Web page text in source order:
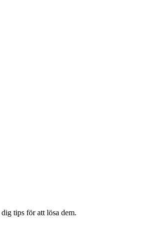
tips för att lösa dem.